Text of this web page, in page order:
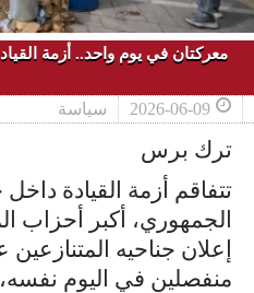
معركتان في يوم واحد.. أزمة
2026-06-09 سياسة
ترك برس
تتفاقم أزمة القيادة
الجمهوري، أكبر أحزاب
إعلان جناحيه
منفصلين في اليوم